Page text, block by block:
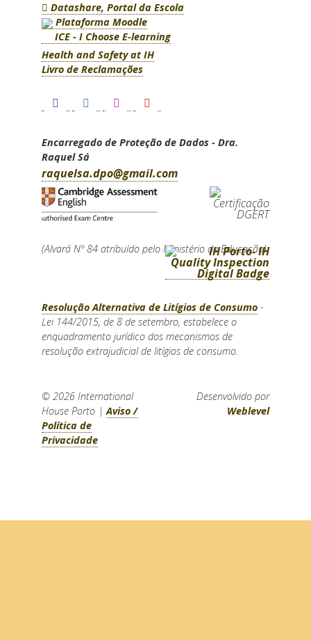
Datashare, Portal da Escola
Plataforma Moodle
ICE - I Choose E-learning
Health and Safety at IH
Livro de Reclamações
Encarregado de Proteção de Dados - Dra.
Raquel Sá
raquelsa.dpo@gmail.com
(Alvará Nº 84 atribuído pelo Ministério de Educação)
Resolução Alternativa de Litígios de Consumo-
Lei 144/2015, de 8 de setembro, estabelece o
enquadramento jurídico dos mecanismos de
resolução extrajudicial de litígios de consumo.
© 2026 International
House Porto|Aviso /
Política de
Privacidade
Desenvolvido por
Weblevel